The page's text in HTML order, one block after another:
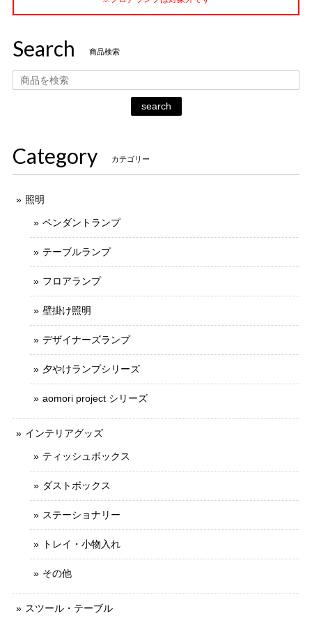
Search 商品検索
search
Category カテゴリー
照明
ペンダントランプ
テーブルランプ
フロアランプ
壁掛け照明
デザイナーズランプ
夕やけランプシリーズ
aomori project シリーズ
インテリアグッズ
ティッシュボックス
ダストボックス
ステーショナリー
トレイ・小物入れ
その他
スツール・テーブル